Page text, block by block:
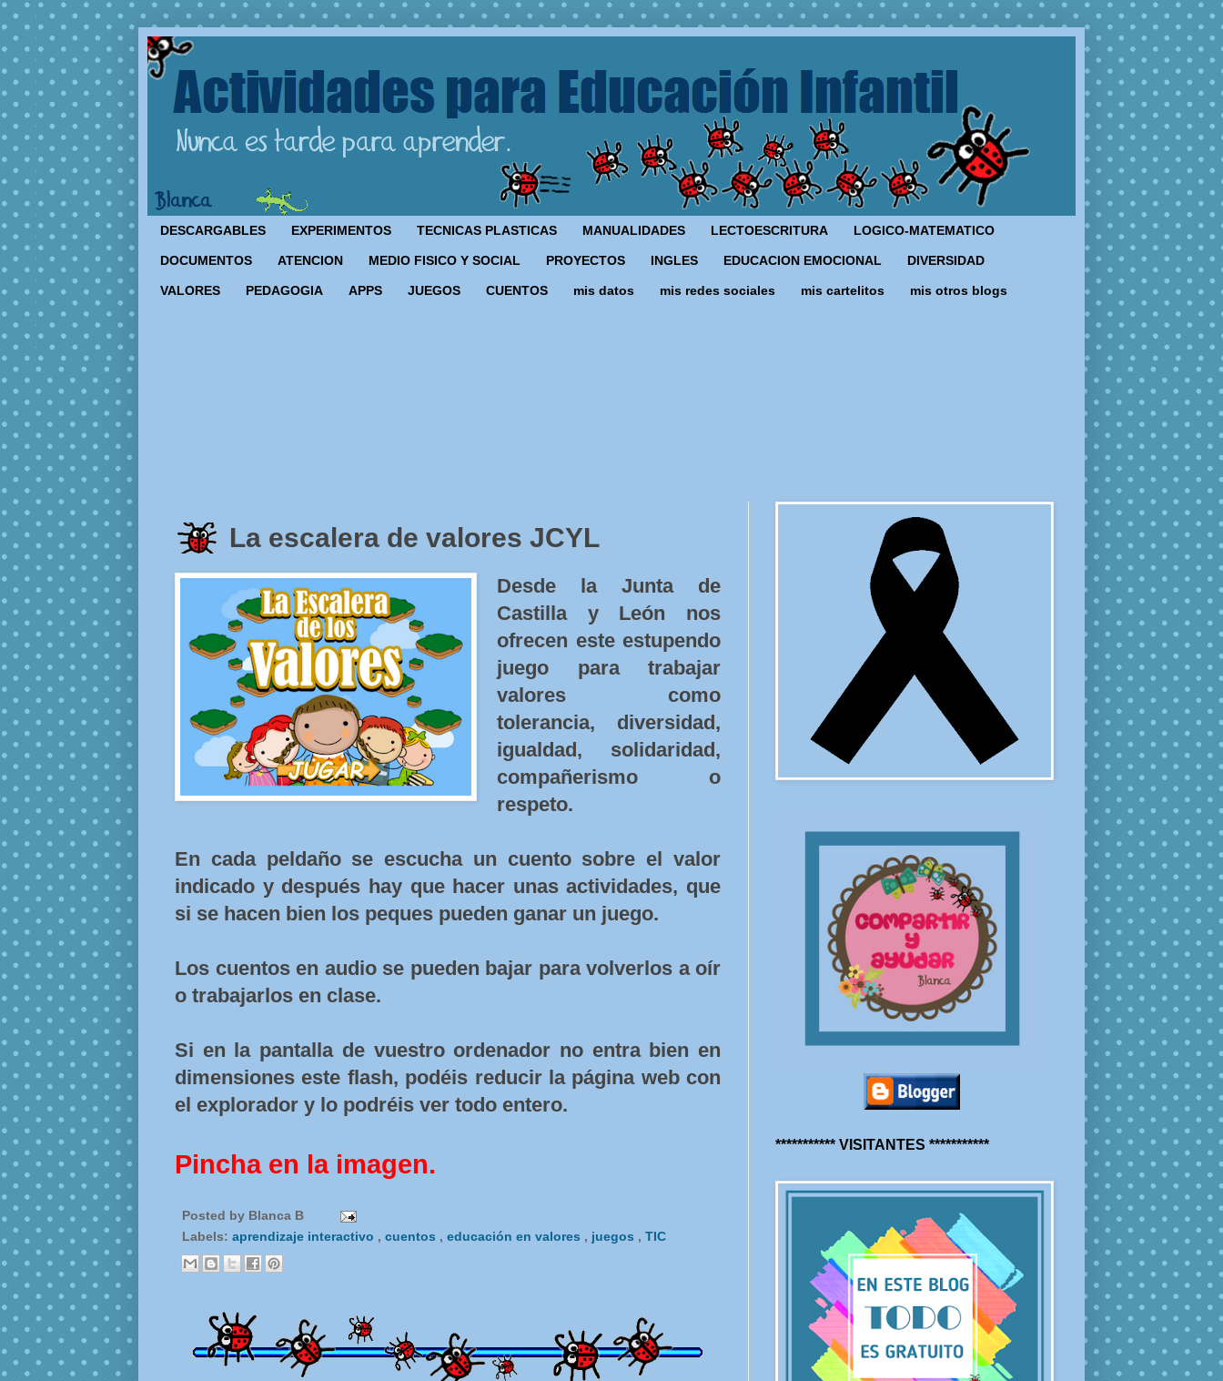
DESCARGABLES EXPERIMENTOS TECNICAS PLASTICAS MANUALIDADES LECTOESCRITURA LOGICO-MATEMATICO
DOCUMENTOS ATENCION MEDIO FISICO Y SOCIAL PROYECTOS INGLES EDUCACION EMOCIONAL DIVERSIDAD
VALORES PEDAGOGIA APPS JUEGOS CUENTOS mis datos mis redes sociales mis cartelitos mis otros blogs
La escalera de valores JCYL
Desde la Junta de
Castilla y León nos
ofrecen este estupendo
juego para trabajar
valores como
tolerancia, diversidad,
igualdad, solidaridad,
compañerismo o
respeto.
En cada peldaño se escucha un cuento sobre el valor
indicado y después hay que hacer unas actividades, que
si se hacen bien los peques pueden ganar un juego.
Los cuentos en audio se pueden bajar para volverlos a oír
o trabajarlos en clase.
Si en la pantalla de vuestro ordenador no entra bien en
dimensiones este flash, podéis reducir la página web con
el explorador y lo podréis ver todo entero.
Pincha en la imagen.
Posted by Blanca B
Labels: aprendizaje interactivo , cuentos , educación en valores , juegos , TIC
*********** VISITANTES ***********